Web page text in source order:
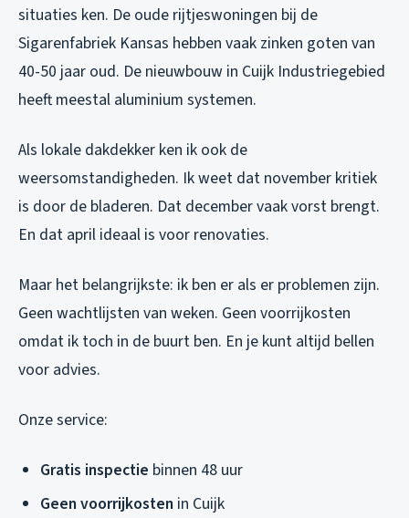
situaties ken. De oude rijtjeswoningen bij de
Sigarenfabriek Kansas hebben vaak zinken goten van
40-50 jaar oud. De nieuwbouw in Cuijk Industriegebied
heeft meestal aluminium systemen.
Als lokale dakdekker ken ik ook de
weersomstandigheden. Ik weet dat november kritiek
is door de bladeren. Dat december vaak vorst brengt.
En dat april ideaal is voor renovaties.
Maar het belangrijkste: ik ben er als er problemen zijn.
Geen wachtlijsten van weken. Geen voorrijkosten
omdat ik toch in de buurt ben. En je kunt altijd bellen
voor advies.
Onze service:
Gratis inspectie binnen 48 uur
Geen voorrijkosten in Cuijk